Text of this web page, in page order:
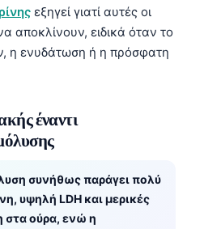
εξηγεί γιατί αυτές οι
αποκλίνουν, ειδικά όταν το
η ενυδάτωση ή η πρόσφατη
έναντι
συνήθως παράγει πολύ
υψηλή LDH και μερικές
στα ούρα, ενώ η